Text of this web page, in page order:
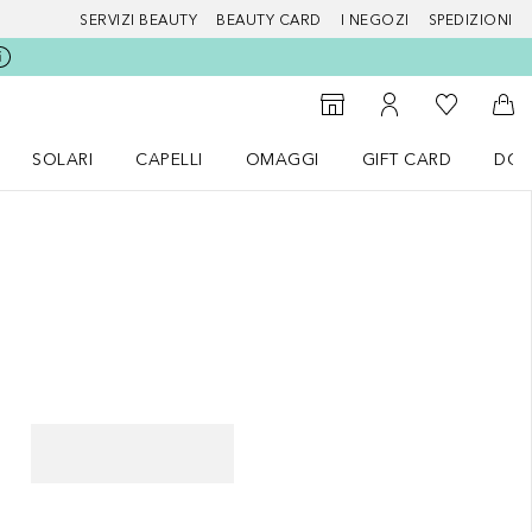
SERVIZI BEAUTY BEAUTY CARD I NEGOZI SPEDIZIONI
StorefinderAl Mio Account
Alla Mia
Al
SOLARI
CAPELLI
OMAGGI
GIFT CARD